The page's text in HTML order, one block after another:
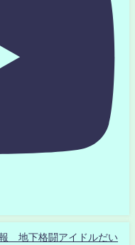
地下格闘アイドルだい